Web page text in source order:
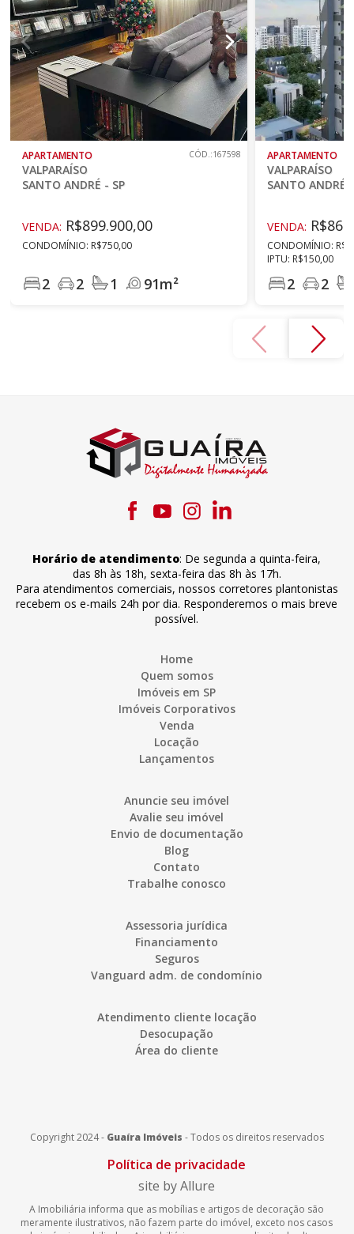
APARTAMENTO
VALPARAÍSO
SANTO ANDRÉ - SP
CÓD.:167598
VENDA: R$899.900,00
CONDOMÍNIO: R$750,00
2 2 1 91m²
APARTAMENTO
VALPARAÍSO
SANTO ANDRÉ
VENDA:
CONDOMÍNIO:
IPTU: R$150,00
2 2
Horário de atendimento: De segunda a quinta-feira,
das 8h às 18h, sexta-feira das 8h às 17h.
Para atendimentos comerciais, nossos corretores plantonistas
recebem os e-mails 24h por dia. Responderemos o mais breve
possível.
Home
Quem somos
Imóveis em SP
Imóveis Corporativos
Venda
Locação
Lançamentos
Anuncie seu imóvel
Avalie seu imóvel
Envio de documentação
Blog
Contato
Trabalhe conosco
Assessoria jurídica
Financiamento
Seguros
Vanguard adm. de condomínio
Atendimento cliente locação
Desocupação
Área do cliente
Copyright 2024 - Guaíra Imóveis -Todos os direitos reservados
Política de privacidade
site by Allure
A Imobiliária informa que as mobílias e artigos de decoração são
meramente ilustrativos, não fazem parte do imóvel, exceto nos casos